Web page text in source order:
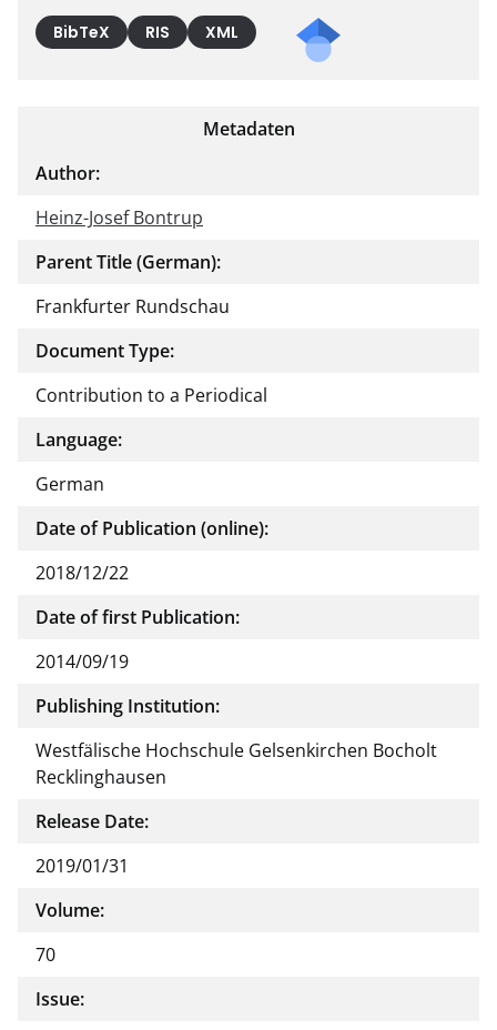
BibTeX RIS XML
Metadaten
Author:
Heinz-Josef Bontrup
Parent Title (German):
Frankfurter Rundschau
Document Type:
Contribution to a Periodical
Language:
German
Date of Publication (online):
2018/12/22
Date of first Publication:
2014/09/19
Publishing Institution:
Westfälische Hochschule Gelsenkirchen Bocholt
Recklinghausen
Release Date:
2019/01/31
Volume:
70
Issue: